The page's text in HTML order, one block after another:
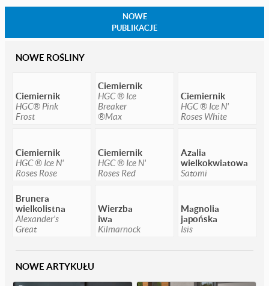
NOWE
PUBLIKACJE
NOWE ROŚLINY
Ciemiernik
HGC® Pink
Frost
Ciemiernik
HGC ® Ice
Breaker
®Max
Ciemiernik
HGC ® Ice N'
Roses White
Ciemiernik
HGC ® Ice N'
Roses Rose
Ciemiernik
HGC ® Ice N'
Roses Red
Azalia
wielkokwiatowa
Satomi
Brunera
wielkolistna
Alexander's
Great
Wierzba
iwa
Kilmarnock
Magnolia
japońska
Isis
NOWE ARTYKUŁU